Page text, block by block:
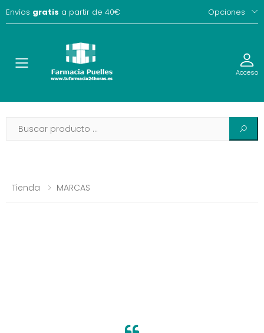
Envíos gratis a partir de 40€ Opciones
Toggle Acceso
Tienda MARCAS